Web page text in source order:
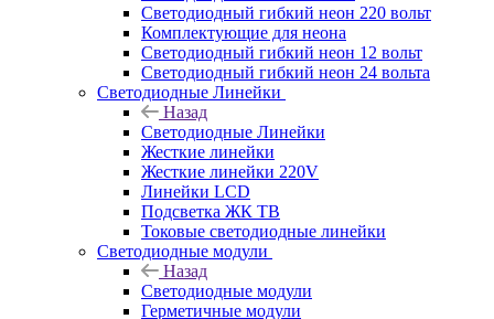
Светодиодный гибкий неон 220 вольт
Комплектующие для неона
Светодиодный гибкий неон 12 вольт
Светодиодный гибкий неон 24 вольта
Светодиодные Линейки
Назад
Светодиодные Линейки
Жесткие линейки
Жесткие линейки 220V
Линейки LCD
Подсветка ЖК ТВ
Токовые светодиодные линейки
Светодиодные модули
Назад
Светодиодные модули
Герметичные модули